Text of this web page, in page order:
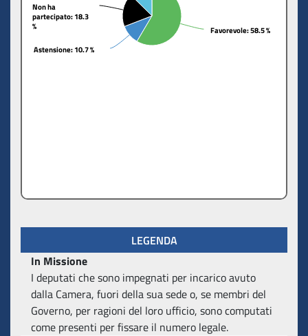
Favorevole: 58.5 %
Favorevole: 58.5 %
Astensione: 10.7 %
Astensione: 10.7 %
Non ha
partecipato: 18.3
%
Non ha
partecipato: 18.3
%
LEGENDA
In Missione
I deputati che sono impegnati per incarico avuto
dalla Camera, fuori della sua sede o, se membri del
Governo, per ragioni del loro ufficio, sono computati
come presenti per fissare il numero legale.